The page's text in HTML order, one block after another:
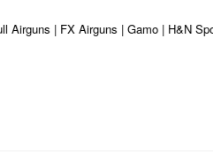
| FX Airguns | Gamo | H&N